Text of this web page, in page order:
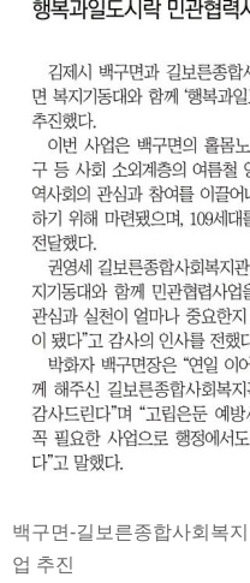
백구면-길보른종합사회복
업 추진